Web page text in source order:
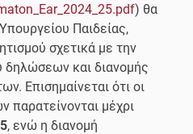
) θα
Παιδείας,
σχετικά με την
δηλώσεων και διανομής
Επισημαίνεται ότι οι
παρατείνονται μέχρι
, ενώ η διανομή